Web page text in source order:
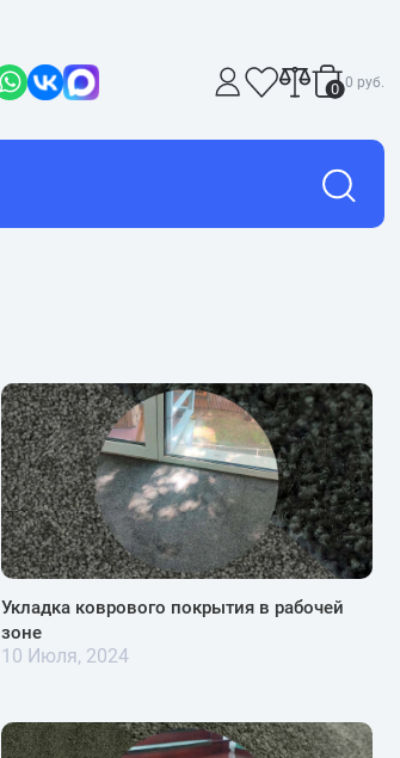
0 0 руб.
Укладка коврового покрытия в рабочей
зоне
10 Июля, 2024